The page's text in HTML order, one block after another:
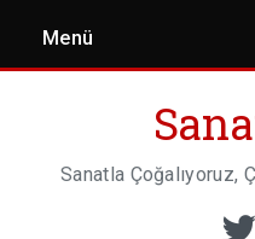
Menü
Sanatla Çoğalıyoruz,